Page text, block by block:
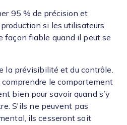
95 % de précision et
si les utilisateurs
façon fiable quand il peut se
la prévisibilité et du contrôle.
le comportement
bien pour savoir quand s’y
S'ils ne peuvent pas
ils cesseront soit